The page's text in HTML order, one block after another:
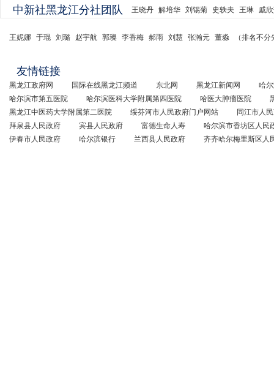
中新社黑龙江分社团队 王晓丹 解培华 刘锡菊 史轶夫 王琳 戚
王妮娜 于琨 刘璐 赵宇航 郭璨 李香梅 郝雨 刘慧 张瀚元 董淼 （排名不
友情链接
黑龙江政府网 国际在线黑龙江频道 东北网 黑龙江新闻网
哈
哈尔滨市第五医院
哈尔滨医科大学附属第四医院 哈医大肿瘤医院
黑龙江中医药大学附属第二医院
绥芬河市人民政府门户网站
同江市人
拜泉县人民政府
宾县人民政府 富德生命人寿
哈尔滨市香坊区人民
伊春市人民政府
哈尔滨银行 兰西县人民政府 齐齐哈尔梅里斯区人